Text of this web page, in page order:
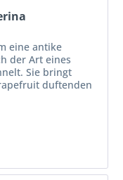
eine antike
der Art eines
Sie bringt
duftenden